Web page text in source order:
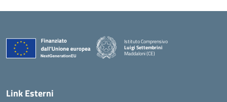
Istituto Comprensivo
Luigi Settembrini
Maddaloni (CE)
Link Esterni